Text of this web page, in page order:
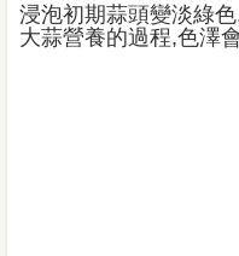
浸泡初期蒜頭變淡綠
大蒜營養的過程,色澤